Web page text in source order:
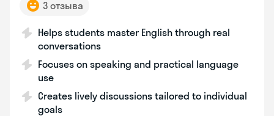
3 отзыва
Helps students master English through real
conversations
Focuses on speaking and practical language
use
Creates lively discussions tailored to individual
goals